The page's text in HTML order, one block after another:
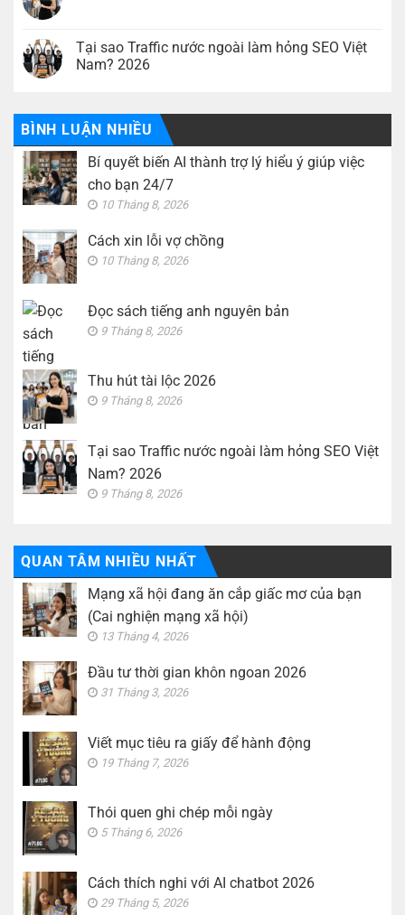
bạn
24/7
anh
nguyên
bản
luận
ở
Thu
2026
Tại sao Traffic nước ngoài làm hỏng SEO Việt
Nam? 2026
luận
ở
Tại
sao
Traffic
nước
ngoài
làm
hỏng
Việt
Nam?
2026
BÌNH LUẬN NHIỀU
Bí quyết biến AI thành trợ lý hiểu ý giúp việc
cho bạn 24/7
10 Tháng 8, 2026
Cách xin lỗi vợ chồng
10 Tháng 8, 2026
Đọc sách tiếng anh nguyên bản
9 Tháng 8, 2026
Thu hút tài lộc 2026
9 Tháng 8, 2026
Tại sao Traffic nước ngoài làm hỏng SEO Việt
Nam? 2026
9 Tháng 8, 2026
QUAN TÂM NHIỀU NHẤT
Mạng xã hội đang ăn cắp giấc mơ của bạn
(Cai nghiện mạng xã hội)
13 Tháng 4, 2026
Đầu tư thời gian khôn ngoan 2026
31 Tháng 3, 2026
Viết mục tiêu ra giấy để hành động
19 Tháng 7, 2026
Thói quen ghi chép mỗi ngày
5 Tháng 6, 2026
Cách thích nghi với AI chatbot 2026
29 Tháng 5, 2026